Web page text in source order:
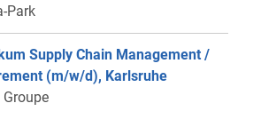
Park
Supply Chain Management /
(m/w/d), Karlsruhe
Groupe